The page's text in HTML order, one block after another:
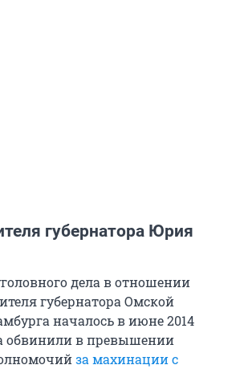
губернатора Юрия
дела в отношении
губернатора Омской
началось в июне 2014
обвинили в превышении
за махинации с